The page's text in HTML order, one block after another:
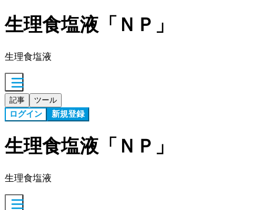
生理食塩液「ＮＰ」
生理食塩液
記事 ツール
ログイン 新規登録
生理食塩液「ＮＰ」
生理食塩液